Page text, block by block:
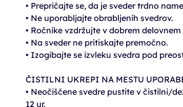
• Prepričajte se, da je sveder trdno
• Ne uporabljajte obrabljenih svedrov.
• Ročnike vzdržujte v dobrem
• Na sveder ne pritiskajte premočno.
• Izogibajte se izvleku svedra pod
ČISTILNI UKREPI NA MESTU
• Neočiščene svedre pustite v čistilni/
12 ur.